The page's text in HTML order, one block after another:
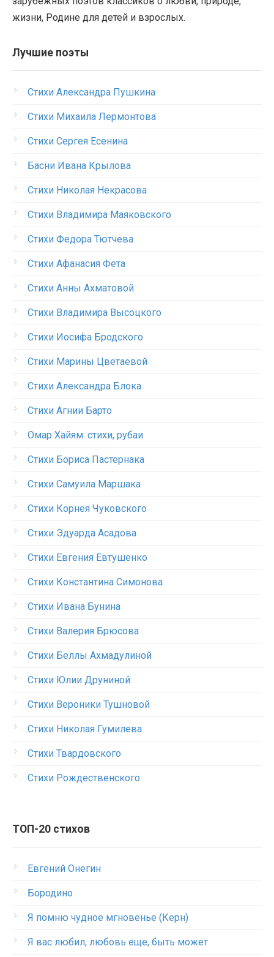
жизни, Родине для детей и взрослых.
Лучшие поэты
Стихи Александра Пушкина
Стихи Михаила Лермонтова
Стихи Сергея Есенина
Басни Ивана Крылова
Стихи Николая Некрасова
Стихи Владимира Маяковского
Стихи Федора Тютчева
Стихи Афанасия Фета
Стихи Анны Ахматовой
Стихи Владимира Высоцкого
Стихи Иосифа Бродского
Стихи Марины Цветаевой
Стихи Александра Блока
Стихи Агнии Барто
Омар Хайям: стихи, рубаи
Стихи Бориса Пастернака
Стихи Самуила Маршака
Стихи Корнея Чуковского
Стихи Эдуарда Асадова
Стихи Евгения Евтушенко
Стихи Константина Симонова
Стихи Ивана Бунина
Стихи Валерия Брюсова
Стихи Беллы Ахмадулиной
Стихи Юлии Друниной
Стихи Вероники Тушновой
Стихи Николая Гумилева
Стихи Твардовского
Стихи Рождественского
ТОП-20 стихов
Евгений Онегин
Бородино
Я помню чудное мгновенье (Керн)
Я вас любил, любовь еще, быть может